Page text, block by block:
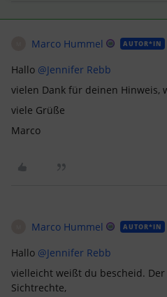
Marco Hummel AUTOR*IN
Hallo ​ @Jennifer Rebb
vielen Dank für deinen Hinweis,
viele Grüße
Marco
Marco Hummel AUTOR*IN
Hallo ​ @Jennifer Rebb
vielleicht weißt du bescheid.
Sichtrechte,